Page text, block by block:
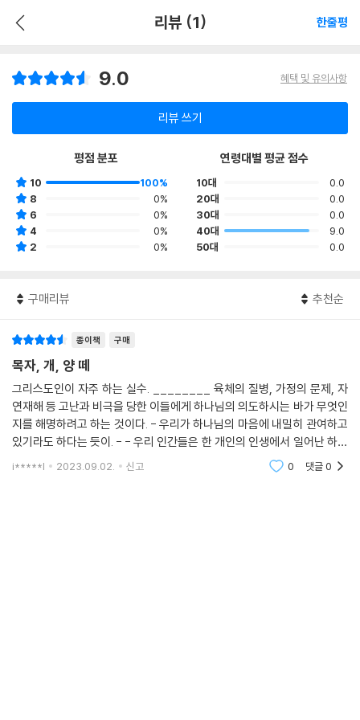
리뷰 (1) 한줄평
9.0 혜택 및 유의사항
리뷰 쓰기
평점 분포
10
100%
8
0%
6
0%
4
0%
2
0%
연령대별 평균 점수
10대
0.0
20대
0.0
30대
0.0
40대
9.0
50대
0.0
구매리뷰 추천순
종이책 구매
목자, 개, 양 떼
그리스도인이 자주 하는 실수. ________ 육체의 질병, 가정의 문제, 자
연재해 등 고난과 비극을 당한 이들에게 하나님의 의도하시는 바가 무엇인
지를 해명하려고 하는 것이다. - 우리가 하나님의 마음에 내밀히 관여하고
있기라도 하다는 듯이. - - 우리 인간들은 한 개인의 인생에서 일어난 하나
님의 뜻을 분별할 수 없다. - 곤경이나 비극 가운데서 우리의 역할은,
i*****l 2023.09.02. 신고 0 댓글0